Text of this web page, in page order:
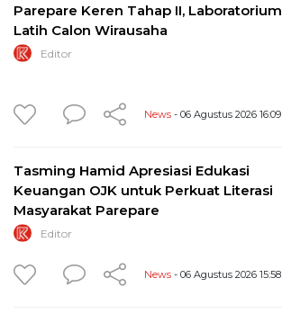
Parepare Keren Tahap II, Laboratorium
Latih Calon Wirausaha
Editor
News - 06 Agustus 2026 16:09
Tasming Hamid Apresiasi Edukasi
Keuangan OJK untuk Perkuat Literasi
Masyarakat Parepare
Editor
News - 06 Agustus 2026 15:58